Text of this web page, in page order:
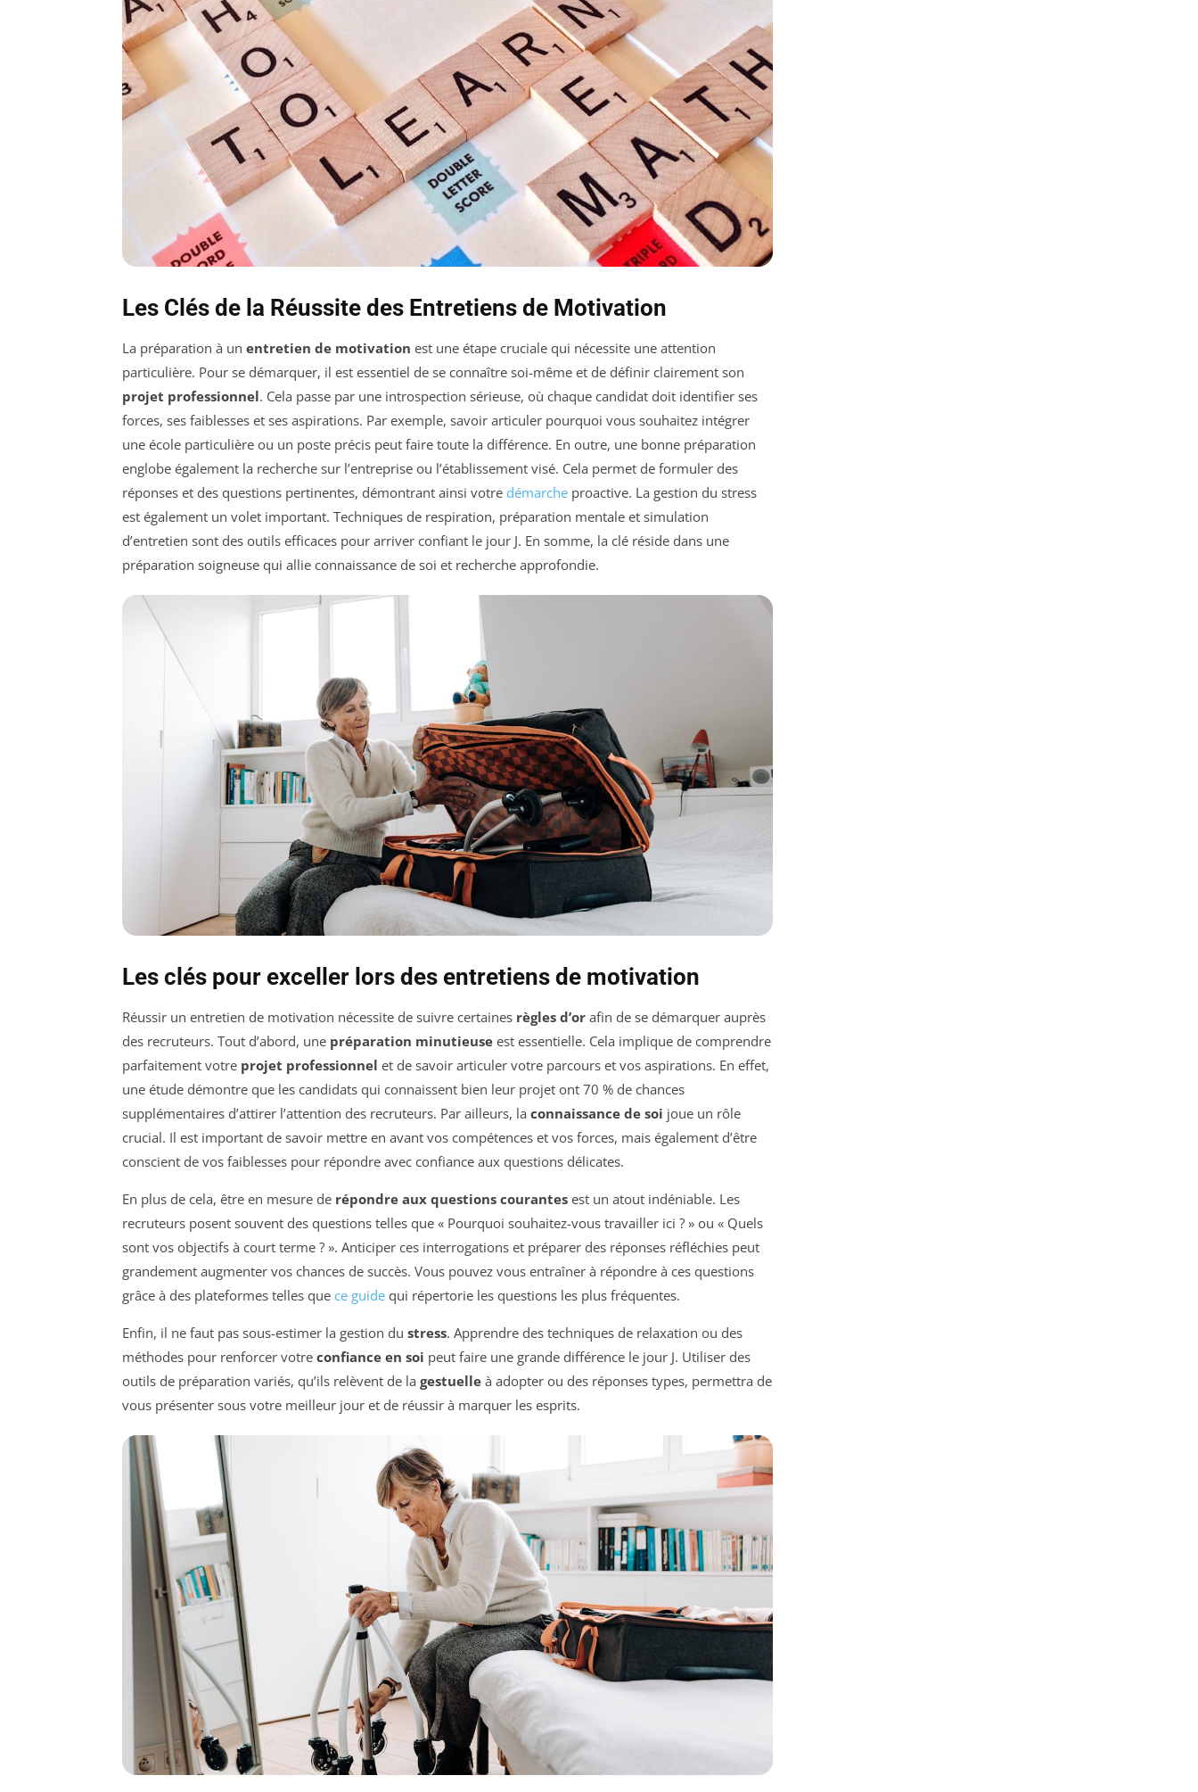
Les Clés de la Réussite des Entretiens de Motivation
La préparation à un entretien de motivation est une étape cruciale qui nécessite une attention
particulière. Pour se démarquer, il est essentiel de se connaître soi-même et de définir clairement son
projet professionnel. Cela passe par une introspection sérieuse, où chaque candidat doit identifier ses
forces, ses faiblesses et ses aspirations. Par exemple, savoir articuler pourquoi vous souhaitez intégrer
une école particulière ou un poste précis peut faire toute la différence. En outre, une bonne préparation
englobe également la recherche sur l’entreprise ou l’établissement visé. Cela permet de formuler des
réponses et des questions pertinentes, démontrant ainsi votre démarche proactive. La gestion du stress
est également un volet important. Techniques de respiration, préparation mentale et simulation
d’entretien sont des outils efficaces pour arriver confiant le jour J. En somme, la clé réside dans une
préparation soigneuse qui allie connaissance de soi et recherche approfondie.
Les clés pour exceller lors des entretiens de motivation
Réussir un entretien de motivation nécessite de suivre certaines règles d’or afin de se démarquer auprès
des recruteurs. Tout d’abord, une préparation minutieuse est essentielle. Cela implique de comprendre
parfaitement votre projet professionnel et de savoir articuler votre parcours et vos aspirations. En effet,
une étude démontre que les candidats qui connaissent bien leur projet ont 70 % de chances
supplémentaires d’attirer l’attention des recruteurs. Par ailleurs, la connaissance de soi joue un rôle
crucial. Il est important de savoir mettre en avant vos compétences et vos forces, mais également d’être
conscient de vos faiblesses pour répondre avec confiance aux questions délicates.
En plus de cela, être en mesure de répondre aux questions courantes est un atout indéniable. Les
recruteurs posent souvent des questions telles que « Pourquoi souhaitez-vous travailler ici ? » ou « Quels
sont vos objectifs à court terme ? ». Anticiper ces interrogations et préparer des réponses réfléchies peut
grandement augmenter vos chances de succès. Vous pouvez vous entraîner à répondre à ces questions
grâce à des plateformes telles que ce guide qui répertorie les questions les plus fréquentes.
Enfin, il ne faut pas sous-estimer la gestion du stress. Apprendre des techniques de relaxation ou des
méthodes pour renforcer votre confiance en soi peut faire une grande différence le jour J. Utiliser des
outils de préparation variés, qu’ils relèvent de la gestuelle à adopter ou des réponses types, permettra de
vous présenter sous votre meilleur jour et de réussir à marquer les esprits.